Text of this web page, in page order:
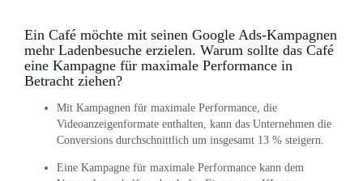
Ein Café möchte mit seinen Google Ads-Kampagnen
mehr Ladenbesuche erzielen. Warum sollte das Café
eine Kampagne für maximale Performance in
Betracht ziehen?
Mit Kampagnen für maximale Performance, die
Videoanzeigenformate enthalten, kann das Unternehmen die
Conversions durchschnittlich um insgesamt 13 % steigern.
Eine Kampagne für maximale Performance kann dem